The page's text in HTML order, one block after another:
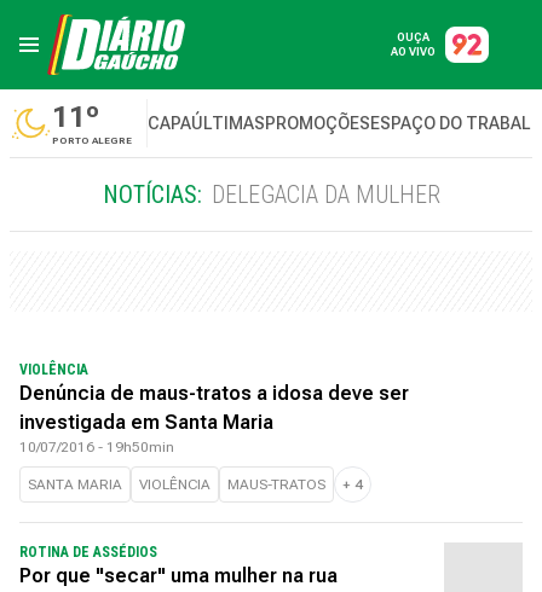
OUÇA
AO VIVO
11º
PORTO ALEGRE
CAPAÚLTIMASPROMOÇÕESESPAÇO DO
NOTÍCIAS: DELEGACIA DA MULHER
VIOLÊNCIA
Denúncia de maus-tratos a idosa deve ser
investigada em Santa Maria
10/07/2016 - 19h50min
SANTA MARIA VIOLÊNCIA MAUS-TRATOS + 4
ROTINA DE ASSÉDIOS
Por que "secar" uma mulher na rua